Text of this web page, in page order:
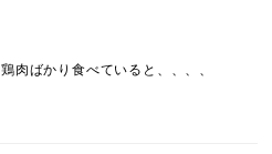
鶏肉ばかり食べていると、、、、